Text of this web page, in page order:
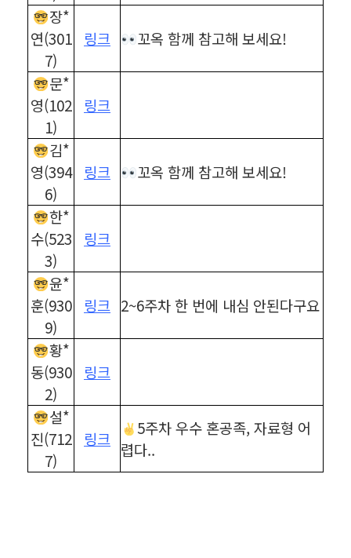
장*
연(301
7)
링크 꼬옥 함께 참고해 보세요!
문*
영(102
1)
링크
김*
영(394
6)
링크 꼬옥 함께 참고해 보세요!
한*
수(523
3)
링크
윤*
훈(930
9)
링크 2~6주차 한 번에 내심 안된다구요
황*
동(930
2)
링크
설*
진(712
7)
링크
5주차 우수 혼공족, 자료형 어
렵다..